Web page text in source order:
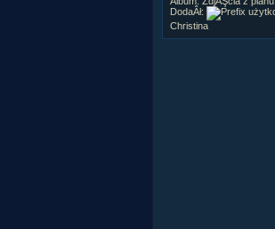
DodaÂł:
Christina